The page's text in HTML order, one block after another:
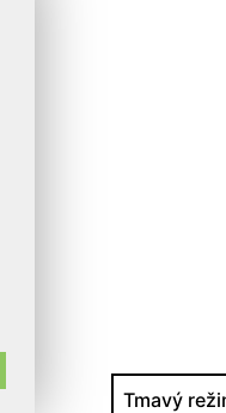
Tmavý